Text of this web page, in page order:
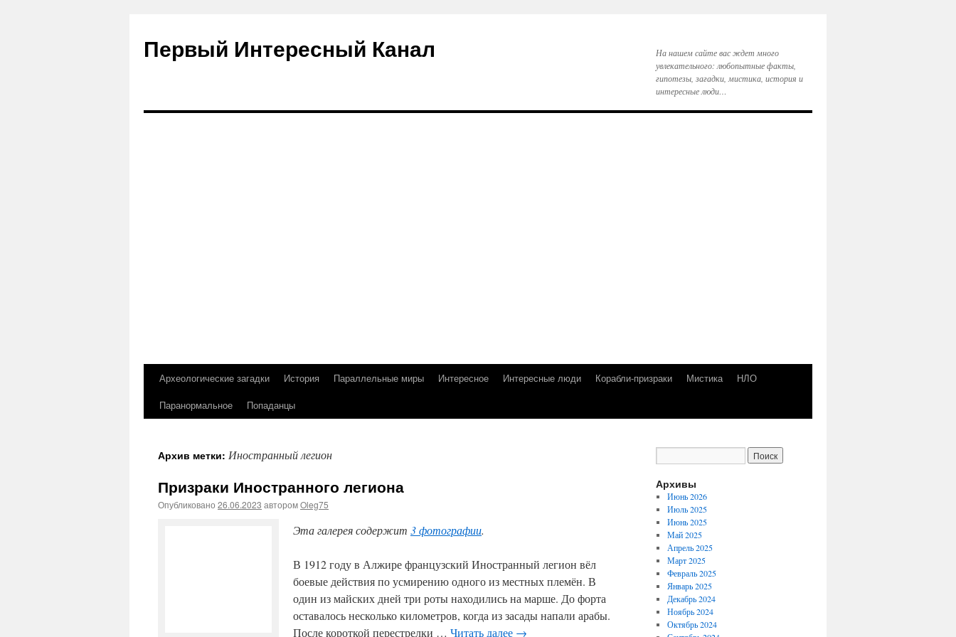
Первый Интересный Канал
На нашем сайте вас ждет много
увлекательного: любопытные факты,
гипотезы, загадки, мистика, история и
интересные люди…
Перейти
Археологические загадки История Параллельные миры Интересное Интересные люди Корабли-призраки Мистика
НЛО
Паранормальное
Попаданцы
Архив метки: Иностранный легион
Призраки Иностранного легиона
Опубликовано 26.06.2023 авторомOleg75
Эта галерея содержит 3 фотографии.
В 1912 году в Алжире французский Иностранный легион вёл
боевые действия по усмирению одного из местных племён. В
один из майских дней три роты находились на марше. До форта
оставалось несколько километров, когда из засады напали арабы.
После короткой перестрелки … Читать далее →
Архивы
Июнь 2026
Июль 2025
Июнь 2025
Май 2025
Апрель 2025
Март 2025
Февраль 2025
Январь 2025
Декабрь 2024
Ноябрь 2024
Октябрь 2024